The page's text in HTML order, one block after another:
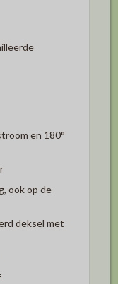
en 180°
ook op de
deksel met